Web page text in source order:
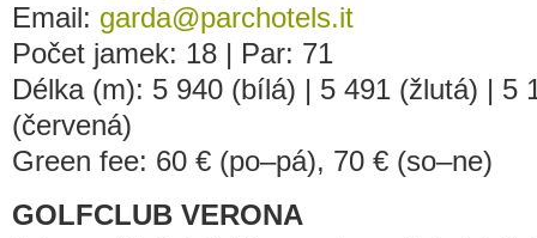
Email: garda@parchotels.it
Počet jamek: 18 | Par: 71
Délka (m): 5 940 (bílá) | 5 491 (žlutá) | 5
(červená)
Green fee: 60 € (po–pá), 70 € (so–ne)
GOLFCLUB VERONA